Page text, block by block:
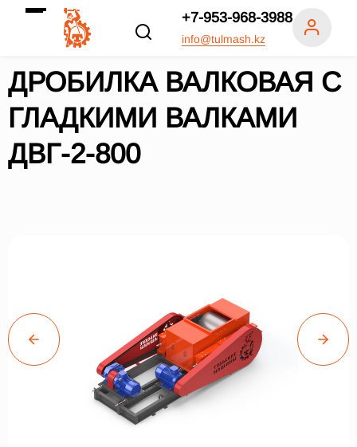
+7-953-968-3988
info@tulmash.kz
ДРОБИЛКА ВАЛКОВАЯ С
ГЛАДКИМИ ВАЛКАМИ
ДВГ-2-800